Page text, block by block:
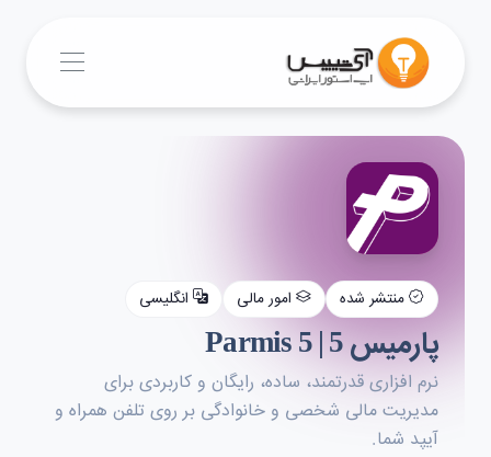
منتشر شده امور مالی انگلیسی
پارمیس 5 | Parmis 5
نرم افزاری قدرتمند، ساده، رایگان و کاربردی برای
مدیریت مالی شخصی و خانوادگی بر روی تلفن همراه و
آیپد شما.